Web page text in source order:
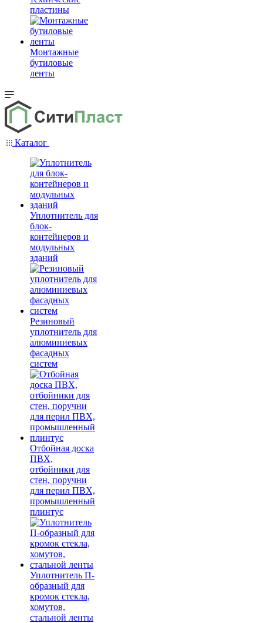
пластины
Монтажные
бутиловые
ленты
Каталог
Уплотнитель для
блок-
контейнеров и
модульных
зданий
Резиновый
уплотнитель для
алюминиевых
фасадных
систем
Отбойная доска
ПВХ,
отбойники для
стен, поручни
для перил ПВХ,
промышленный
плинтус
Уплотнитель П-
образный для
кромок стекла,
хомутов,
стальной ленты